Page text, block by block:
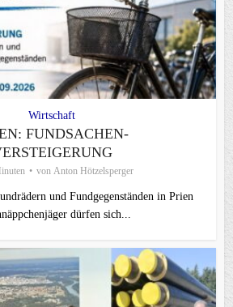
Wirtschaft
FUNDSACHEN-
von Anton Hötzelsperger
und Fundgegenständen in Prien
dürfen sich...